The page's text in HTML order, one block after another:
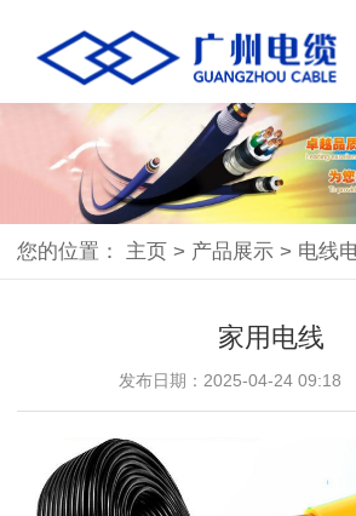
您的位置： 主页 > 产品展示 > 电线
家用电线
发布日期：2025-04-24 09:18